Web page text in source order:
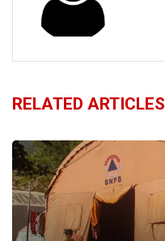
RELATED ARTICLES